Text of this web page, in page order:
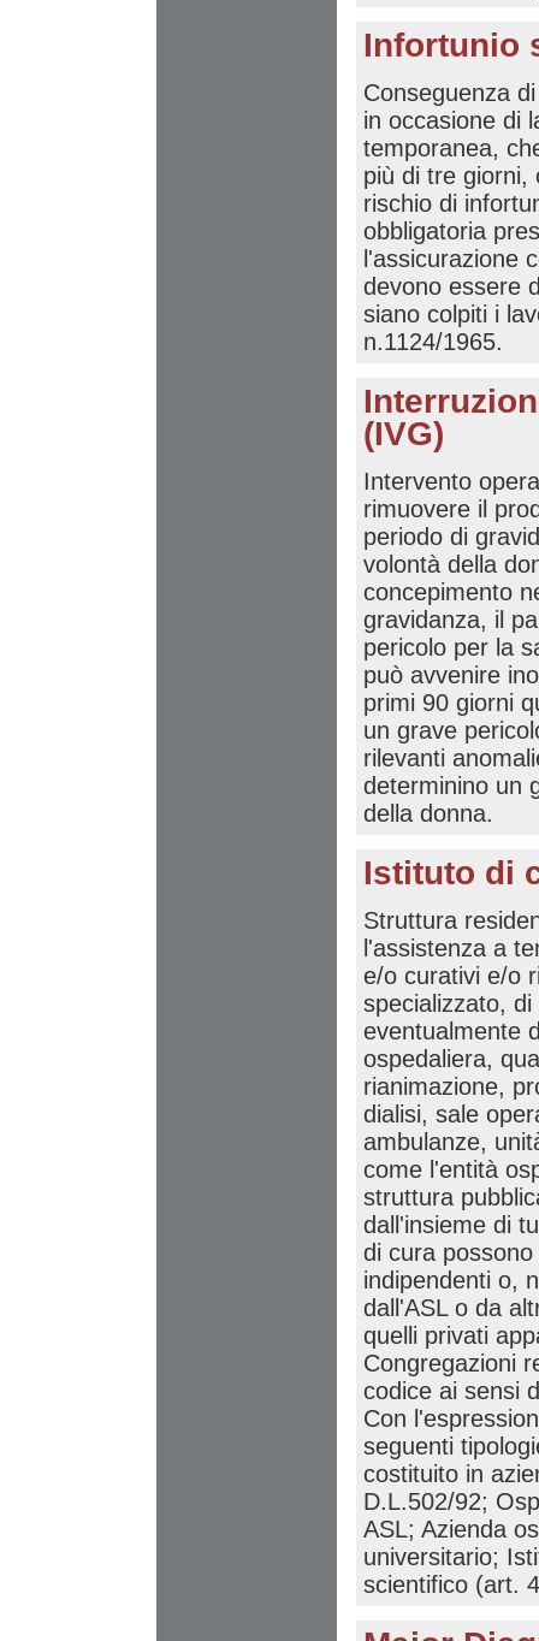
Infortunio
Conseguenza
in occasione di
temporanea,
più di tre giorni,
rischio di
obbligatoria
l'assicurazione
devono essere
siano colpiti i
n.1124/1965.
(IVG)
Intervento
rimuovere il
periodo di
volontà della
concepimento
gravidanza, il
pericolo per la
può avvenire
primi 90 giorni
un grave
rilevanti
determinino un
della donna.
Istituto di
Struttura
l'assistenza a
e/o curativi e/o
specializzato,
eventualmente
ospedaliera,
rianimazione,
dialisi, sale
ambulanze,
come l'entità
struttura
dall'insieme di
di cura
indipendenti o,
dall'ASL o da
quelli privati
Congregazioni
codice ai sensi
Con
seguenti
costituito in
D.L.502/92;
ASL; Azienda
universitario;
scientifico (art.